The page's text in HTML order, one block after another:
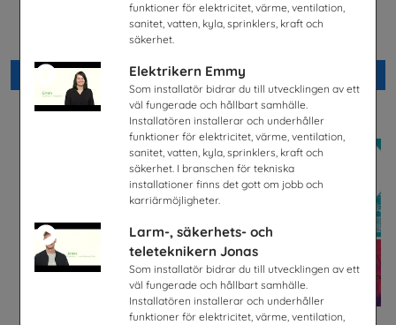
funktioner för elektricitet, värme, ventilation,
sanitet, vatten, kyla, sprinklers, kraft och
säkerhet.
Elektrikern Emmy
Som installatör bidrar du till utvecklingen av ett
väl fungerade och hållbart samhälle.
Installatören installerar och underhåller
funktioner för elektricitet, värme, ventilation,
sanitet, vatten, kyla, sprinklers, kraft och
säkerhet. I branschen för tekniska
installationer finns det gott om jobb och
karriärmöjligheter.
Larm-, säkerhets- och
teleteknikern Jonas
Som installatör bidrar du till utvecklingen av ett
väl fungerade och hållbart samhälle.
Installatören installerar och underhåller
funktioner för elektricitet, värme, ventilation,
Fordonstekniker
Volkswagen Group Sverige
Beställ 0kr
Science & IT Magazine Nr 1
2026